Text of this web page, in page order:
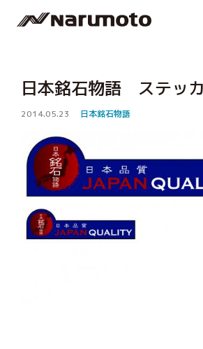
日本銘石物語 ステッ
2014.05.23 日本銘石物語